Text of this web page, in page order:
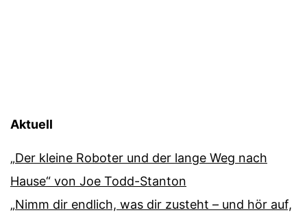
Aktuell
„Der kleine Roboter und der lange Weg nach
Hause“ von Joe Todd-Stanton
„Nimm dir endlich, was dir zusteht – und hör auf,